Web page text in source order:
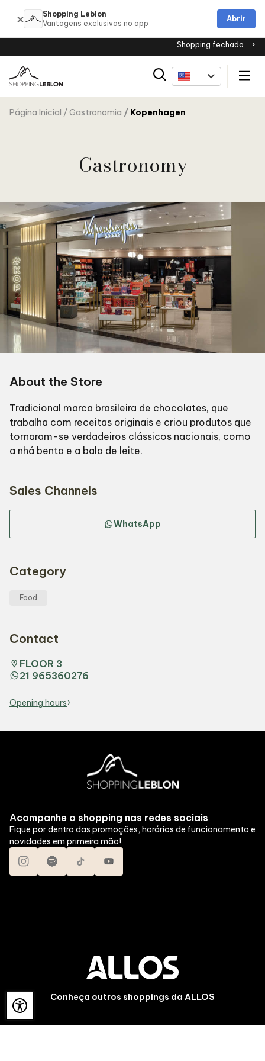
Shopping fechado
Página Inicial Gastronomia Kopenhagen
Gastronomy
About the Store
Tradicional marca brasileira de chocolates, que
trabalha com receitas originais e criou produtos que
tornaram-se verdadeiros clássicos nacionais, como
a nhá benta e a bala de leite.
Sales Channels
WhatsApp
Category
Food
Contact
FLOOR 3
21 965360276
Opening hours
Acompanhe o shopping nas redes sociais
Fique por dentro das promoções, horários de funcionamento e
novidades em primeira mão!
Conheça outros shoppings da ALLOS
Shopping Leblon
Abrir